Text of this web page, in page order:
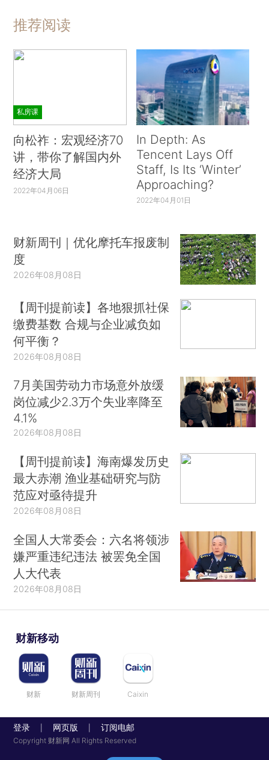
推荐阅读
私房课
向松祚：宏观经济70
讲，带你了解国内外
经济大局
2022年04月06日
In Depth: As
Tencent Lays Off
Staff, Is Its ‘Winter’
Approaching?
2022年04月01日
财新周刊｜优化摩托车报废制
度
2026年08月08日
【周刊提前读】各地狠抓社保
缴费基数 合规与企业减负如
何平衡？
2026年08月08日
7月美国劳动力市场意外放缓
岗位减少2.3万个失业率降至
4.1%
2026年08月08日
【周刊提前读】海南爆发历史
最大赤潮 渔业基础研究与防
范应对亟待提升
2026年08月08日
全国人大常委会：六名将领涉
嫌严重违纪违法 被罢免全国
人大代表
2026年08月08日
财新移动
财新 财新周刊 Caixin
登录 网页版 订阅电邮
Copyright 财新网 All Rights Reserved